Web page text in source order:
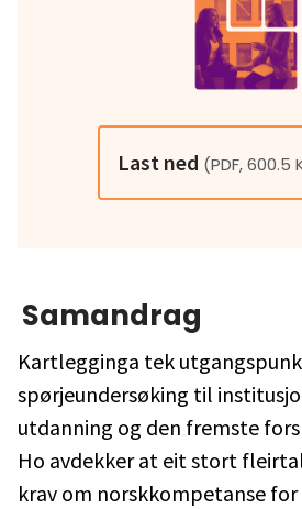
Last ned (PDF, 600.5
Samandrag
Kartlegginga tek
spørjeundersøking til
utdanning og den fremste
Ho avdekker at eit stort
krav om norskkompetanse